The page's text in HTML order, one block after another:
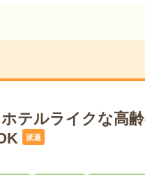
ホテルライクな高
派遣